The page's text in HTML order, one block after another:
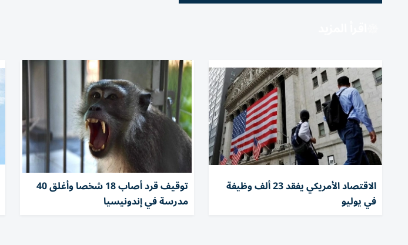
الاقتصاد الأمريكي يفقد 23 ألف وظيفة
في يوليو
توقيف قرد أصاب 18 شخصا وأغلق 40
مدرسة في إندونيسيا